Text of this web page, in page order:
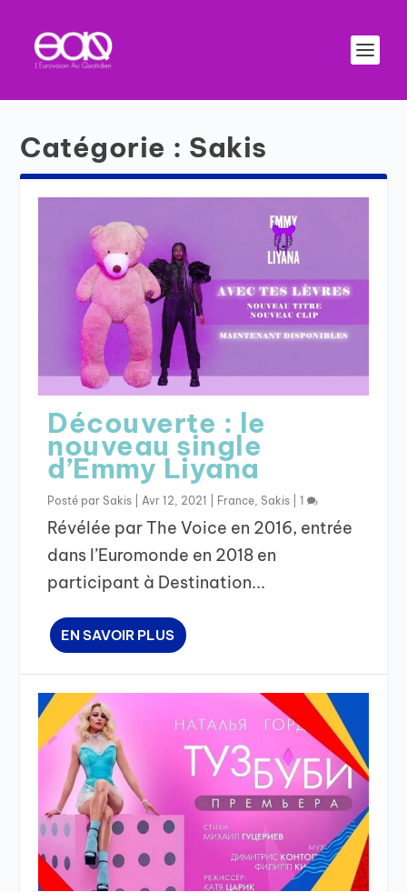
Catégorie : Sakis
Découverte : le
nouveau single
d’Emmy Liyana
Posté parSakis Avr 12, 2021 France ,Sakis |1
Révélée par The Voice en 2016, entrée
dans l’Euromonde en 2018 en
participant à Destination...
EN SAVOIR PLUS